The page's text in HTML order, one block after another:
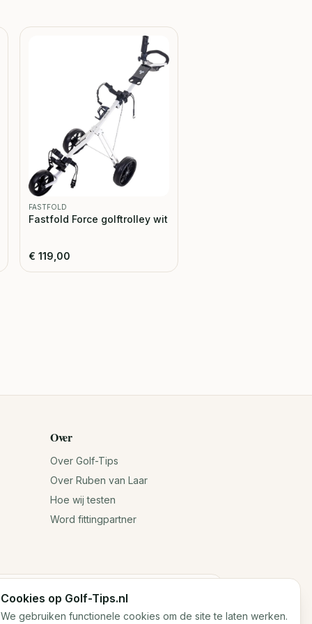
FASTFOLD
Fastfold Force golftrolley wit
€ 119,00
Over
Over Golf-Tips
Over Ruben van Laar
Hoe wij testen
Word fittingpartner
antwoorden. Voor exacte specificaties
Cookies op Golf-Tips.nl
We gebruiken functionele cookies om de site te laten werken.